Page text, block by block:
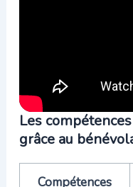
Les
grâce au
Compétences